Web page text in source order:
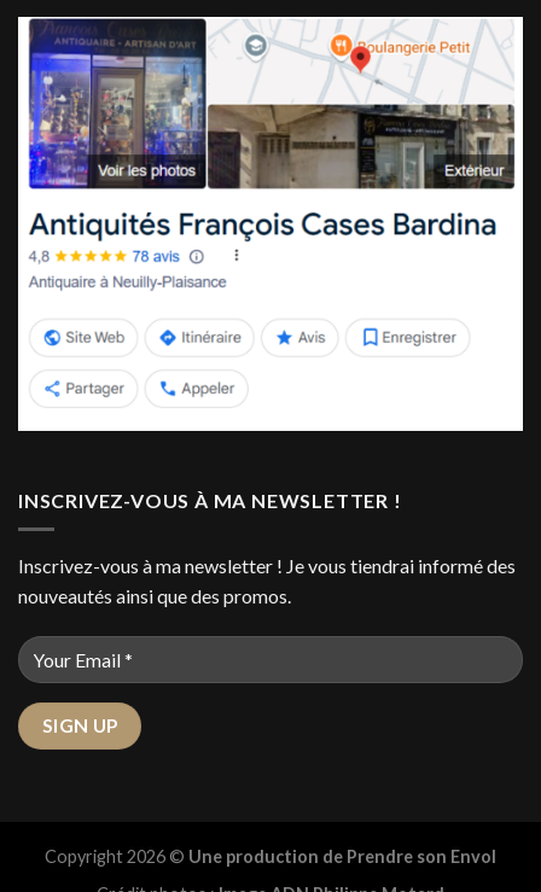
INSCRIVEZ-VOUS À MA NEWSLETTER !
Inscrivez-vous à ma newsletter ! Je vous tiendrai informé des
nouveautés ainsi que des promos.
Copyright 2026 © Une production de Prendre son Envol